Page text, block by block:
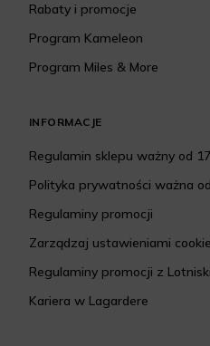
Rabaty i promocje
Program Kameleon
Program Miles & More
INFORMACJE
Regulamin sklepu ważny od
Polityka prywatności ważna
Regulaminy promocji
Zarządzaj ustawieniami cookie
Regulaminy promocji z
Kariera w Lagardere